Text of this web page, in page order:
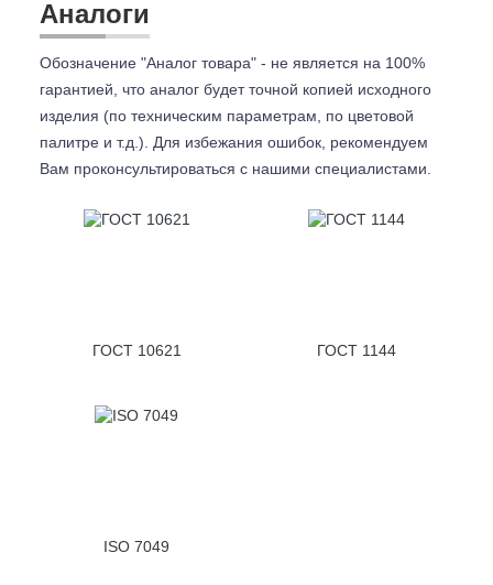
Аналоги
Обозначение "Аналог товара" - не является на 100%
гарантией, что аналог будет точной копией исходного
изделия (по техническим параметрам, по цветовой
палитре и т.д.). Для избежания ошибок, рекомендуем
Вам проконсультироваться с нашими специалистами.
ГОСТ 10621 ГОСТ 1144
ISO 7049